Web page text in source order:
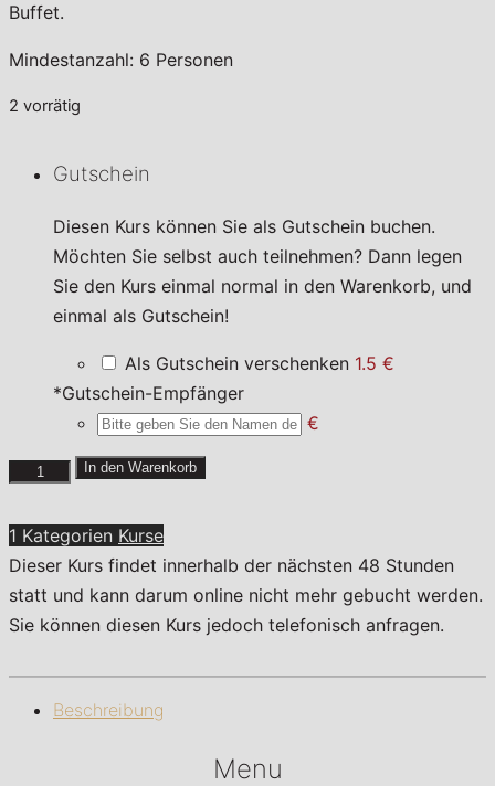
Buffet.
Mindestanzahl: 6 Personen
2 vorrätig
Gutschein
Diesen Kurs können Sie als Gutschein buchen.
Möchten Sie selbst auch teilnehmen? Dann legen
Sie den Kurs einmal normal in den Warenkorb, und
einmal als Gutschein!
Als Gutschein verschenken 1.5 €
*Gutschein-Empfänger
€
Spanische
Menge
In den Warenkorb
1 Kategorien Kurse
Dieser Kurs findet innerhalb der nächsten 48 Stunden
statt und kann darum online nicht mehr gebucht werden.
Sie können diesen Kurs jedoch telefonisch anfragen.
Beschreibung
Menu